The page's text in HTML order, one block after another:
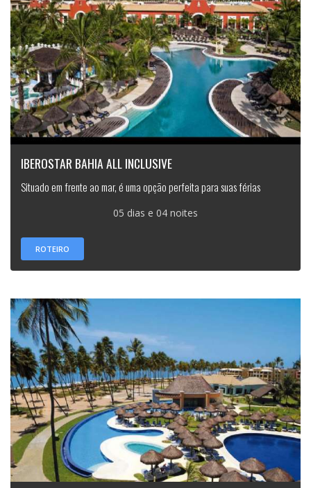
IBEROSTAR BAHIA ALL INCLUSIVE
Situado em frente ao mar, é uma opção perfeita para suas férias
05 dias e 04 noites
ROTEIRO